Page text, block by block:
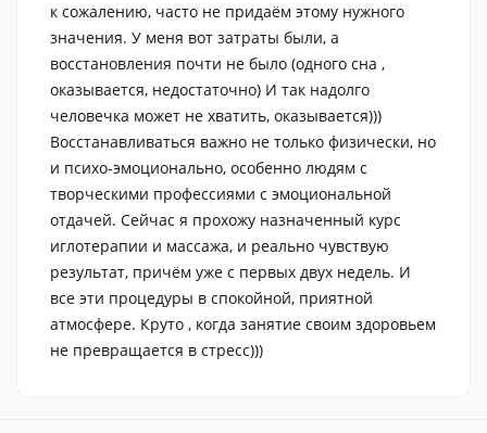
к сожалению, часто не придаём этому нужного
значения. У меня вот затраты были, а
восстановления почти не было (одного сна ,
оказывается, недостаточно) И так надолго
человечка может не хватить, оказывается)))
Восстанавливаться важно не только физически, но
и психо-эмоционально, особенно людям с
творческими профессиями с эмоциональной
отдачей. Сейчас я прохожу назначенный курс
иглотерапии и массажа, и реально чувствую
результат, причём уже с первых двух недель. И
все эти процедуры в спокойной, приятной
атмосфере. Круто , когда занятие своим здоровьем
не превращается в стресс)))